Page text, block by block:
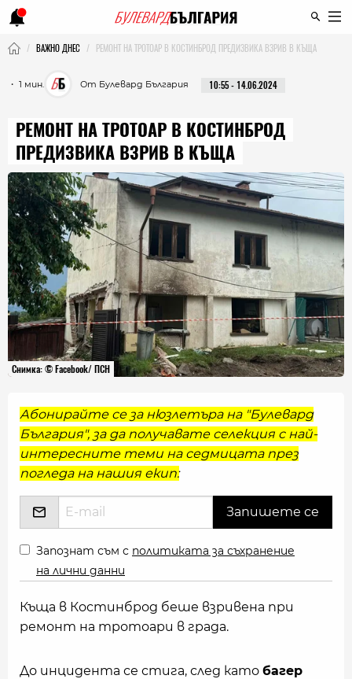
ВАЖНО ДНЕС РЕМОНТ НА ТРОТОАР В КОСТИНБРОД ПРЕДИЗВИКА ВЗРИВ В КЪЩА
・ 1 мин. От Булевард България 10:55 - 14.06.2024
РЕМОНТ НА ТРОТОАР В КОСТИНБРОД
ПРЕДИЗВИКА ВЗРИВ В КЪЩА
Снимка: © Facebook/ ПСН
Абонирайте се за нюзлетъра на "Булевард
България", за да получавате селекция с най-
интересните теми на седмицата през
погледа на нашия екип:
Запознат съм с политиката за съхранение
на лични данни
Къща в Костинброд беше взривена при
ремонт на тротоари в града.
До инцидента се стига, след като багер